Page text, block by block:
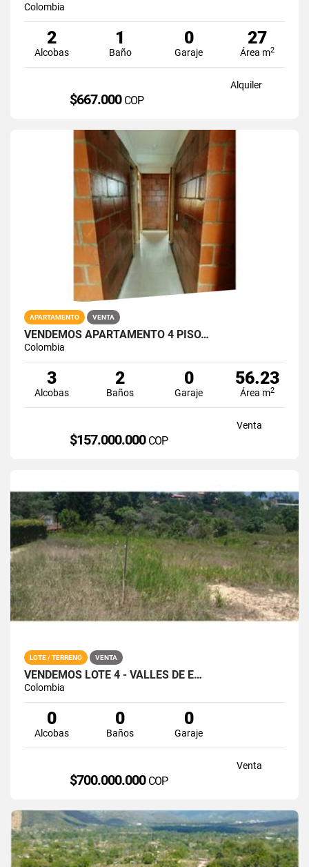
Colombia
2
Alcobas
1
Baño
0
Garaje
27
Área m2
Alquiler
$667.000 COP
APARTAMENTO VENTA
VENDEMOS APARTAMENTO 4 PISO…
Colombia
3
Alcobas
2
Baños
0
Garaje
56.23
Área m2
Venta
$157.000.000 COP
LOTE / TERRENO VENTA
VENDEMOS LOTE 4 - VALLES DE E…
Colombia
0
Alcobas
0
Baños
0
Garaje
Venta
$700.000.000 COP